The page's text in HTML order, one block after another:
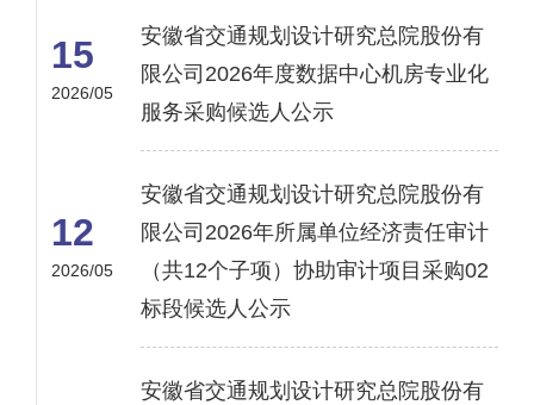
15
2026/05
安徽省交通规划设计研究总院股份有
限公司2026年度数据中心机房专业化
服务采购候选人公示
12
2026/05
安徽省交通规划设计研究总院股份有
限公司2026年所属单位经济责任审计
（共12个子项）协助审计项目采购02
标段候选人公示
安徽省交通规划设计研究总院股份有